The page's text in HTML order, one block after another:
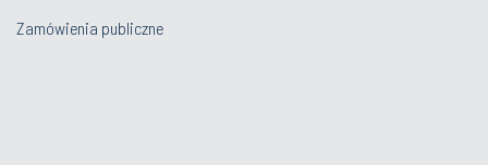
Zamówienia publiczne